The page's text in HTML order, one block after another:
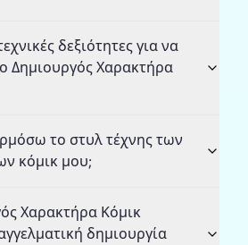
δεξιότητες για να
Δημιουργός Χαρακτήρα
το στυλ τέχνης των
κόμικ μου;
Χαρακτήρα Κόμικ
δημιουργία